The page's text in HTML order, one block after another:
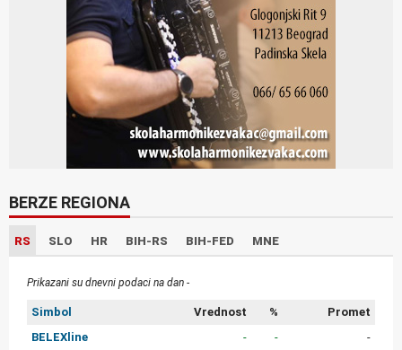
BERZE REGIONA
RS SLO HR BIH-RS BIH-FED MNE
Prikazani su dnevni podaci na dan -
Simbol Vrednost %
Promet
BELEXline
- -
-